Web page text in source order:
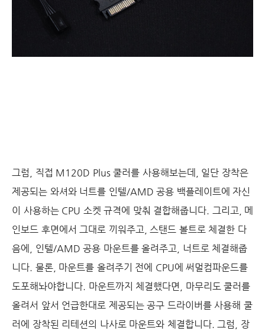
그럼, 직접 M120D Plus 쿨러를 사용해보는데, 일단 장착은
제공되는 와셔와 너트를 인텔/AMD 공용 백플레이트에 자신
이 사용하는 CPU 소켓 규격에 맞춰 결합해줍니다. 그리고, 메
인보드 후면에서 그대로 끼워주고, 스탠드 볼트로 체결한 다
음에, 인텔/AMD 공용 마운트를 올려주고, 너트로 체결해줍
니다. 물론, 마운트를 올려주기 전에 CPU에 써멀컴파운드를
도포해놔야합니다. 마운트까지 체결했다면, 마무리도 쿨러를
올려서 앞서 언급한대로 제공되는 공구 드라이버를 사용해 쿨
러에 장착된 리테션의 나사로 마운트와 체결합니다. 그럼, 장